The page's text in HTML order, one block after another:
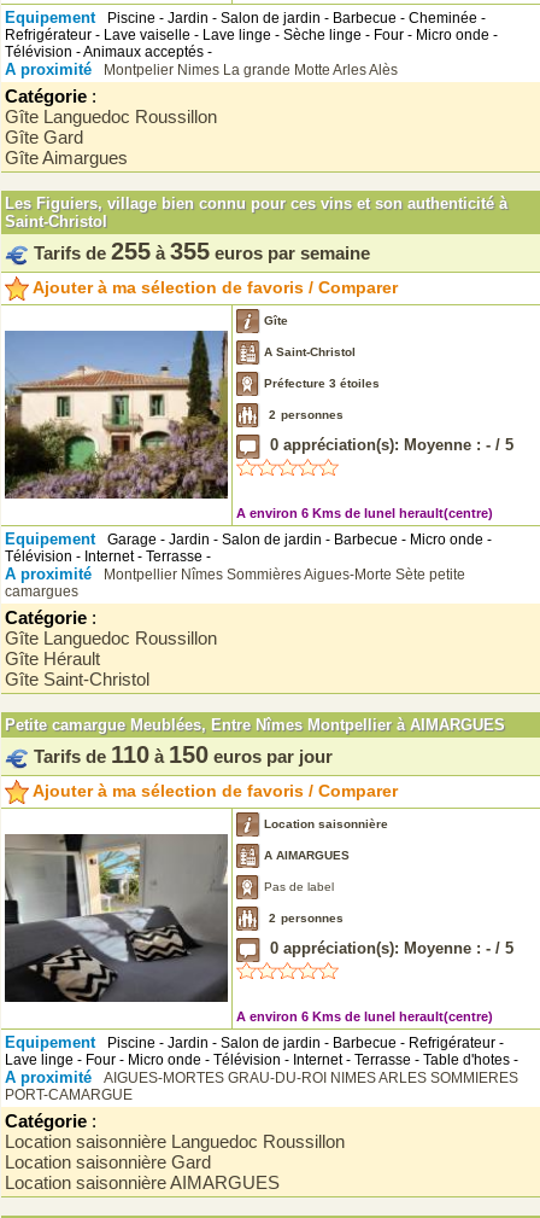
Equipement
Piscine - Jardin - Salon de jardin - Barbecue - Cheminée -
Refrigérateur - Lave vaiselle - Lave linge - Sèche linge - Four - Micro onde -
Télévision - Animaux acceptés -
A proximité Montpelier Nimes La grande Motte ArlesAlès
Catégorie :
Gîte Languedoc Roussillon
Gîte Gard
Gîte Aimargues
Les Figuiers, village bien connu pour ces vins et son authenticité à
Saint-Christol
Tarifs de 255 à 355 euros par semaine
Ajouter à ma sélection de favoris / Comparer
Gîte
A Saint-Christol
Préfecture 3 étoiles
2 personnes
0 appréciation(s): Moyenne : - / 5
A environ 6 Kms de lunel herault(centre)
Equipement
Garage - Jardin - Salon de jardin - Barbecue - Micro onde -
Télévision - Internet - Terrasse -
A proximité Montpellier Nîmes SommièresAigues-Morte Sète petite
camargues
Catégorie :
Gîte Languedoc Roussillon
Gîte Hérault
Gîte Saint-Christol
Petite camargue Meublées, Entre Nîmes Montpellier à AIMARGUES
Tarifs de 110 à 150 euros par jour
Ajouter à ma sélection de favoris / Comparer
Location saisonnière
A AIMARGUES
Pas de label
2 personnes
0 appréciation(s): Moyenne : - / 5
A environ 6 Kms de lunel herault(centre)
Equipement
Piscine - Jardin - Salon de jardin - Barbecue - Refrigérateur -
Lave linge - Four - Micro onde - Télévision - Internet - Terrasse - Table d'hotes -
A proximité AIGUES-MORTES GRAU-DU-ROI NIMESARLES SOMMIERES
PORT-CAMARGUE
Catégorie :
Location saisonnière Languedoc Roussillon
Location saisonnière Gard
Location saisonnière AIMARGUES